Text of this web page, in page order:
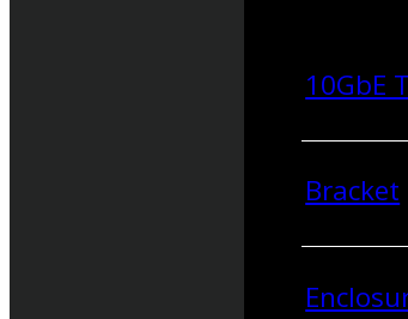
10GbE
Bracket